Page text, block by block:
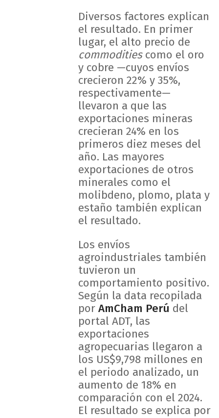
Diversos factores explican
el resultado. En primer
lugar, el alto precio de
commoditiescomo el oro
y cobre —cuyos envíos
crecieron 22% y 35%,
respectivamente—
llevaron a que las
exportaciones mineras
crecieran 24% en los
primeros diez meses del
año. Las mayores
exportaciones de otros
minerales como el
molibdeno, plomo, plata y
estaño también explican
el resultado.
Los envíos
agroindustriales también
tuvieron un
comportamiento positivo.
Según la data recopilada
por AmCham Perú del
portal ADT, las
exportaciones
agropecuarias llegaron a
los US$9,798 millones en
el periodo analizado, un
aumento de 18% en
comparación con el 2024.
El resultado se explica por